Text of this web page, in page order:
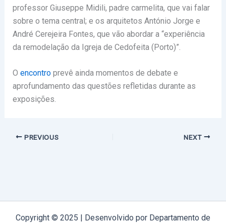
professor Giuseppe Midili, padre carmelita, que vai falar
sobre o tema central; e os arquitetos António Jorge e
André Cerejeira Fontes, que vão abordar a “experiência
da remodelação da Igreja de Cedofeita (Porto)”.
O encontroprevê ainda momentos de debate e
aprofundamento das questões refletidas durante as
exposições.
PREVIOUS NEXT
Copyright © 2025 | Desenvolvido por Departamento de